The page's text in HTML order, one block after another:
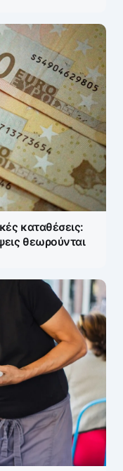
καταθέσεις:
θεωρούνται